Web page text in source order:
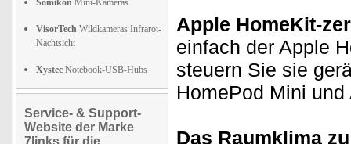
Somikon Mini-Kameras
VisorTech Wildkameras Infrarot-
Nachtsicht
Xystec Notebook-USB-Hubs
Service- & Support-
Website der Marke
7links für die
Apple HomeKit-
einfach der Apple
steuern Sie sie
HomePod Mini
Das Raumklima